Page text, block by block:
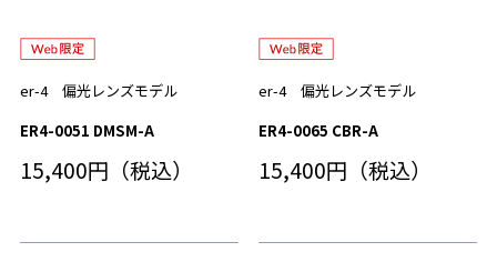
er-4 偏光レンズモデル
ER4-0051 DMSM-A
15,400円（税込）
er-4 偏光レンズモデル
ER4-0065 CBR-A
15,400円（税込）